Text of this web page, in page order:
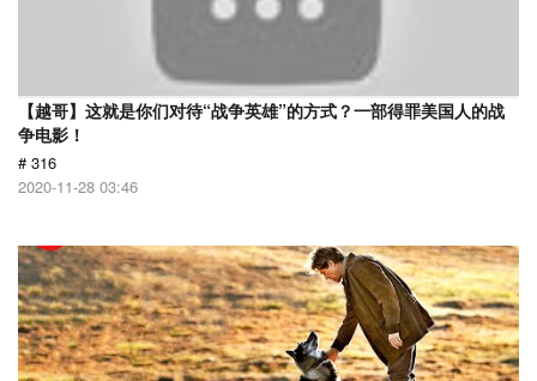
【越哥】这就是你们对待“战争英雄”的方式？一部得罪美国人的战
争电影！
# 316
2020-11-28 03:46